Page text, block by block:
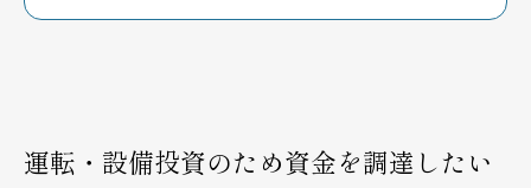
運転・設備投資のため資金を調達したい